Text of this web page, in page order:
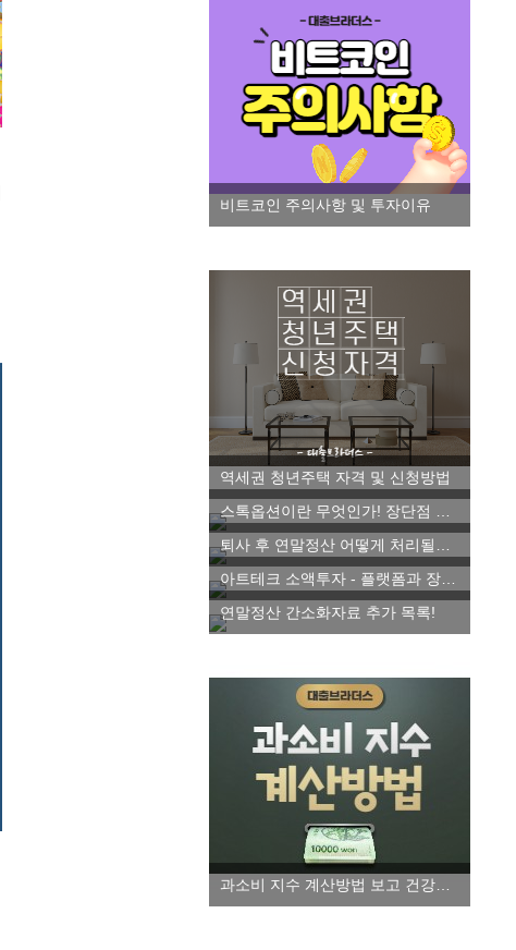
비트코인 주의사항 및 투자이유
역세권 청년주택 자격 및 신청방법
연말정산 간소화자료 추가 목록!